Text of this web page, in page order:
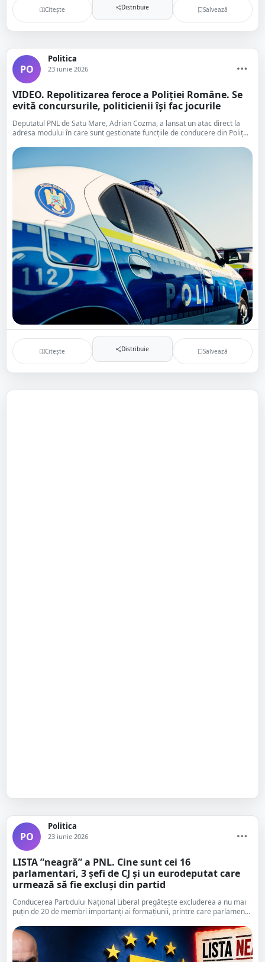
Citește Distribuie Salvează
PO
Politica
23 iunie 2026
VIDEO. Repolitizarea feroce a Poliției Române. Se
evită concursurile, politicienii își fac jocurile
Deputatul PNL de Satu Mare, Adrian Cozma, a lansat un atac direct la
adresa modului în care sunt gestionate funcțiile de conducere din Poliț...
Citește Distribuie Salvează
PO
Politica
23 iunie 2026
LISTA ”neagră” a PNL. Cine sunt cei 16
parlamentari, 3 șefi de CJ și un eurodeputat care
urmează să fie excluși din partid
Conducerea Partidului Național Liberal pregătește excluderea a nu mai
puțin de 20 de membri importanți ai formațiunii, printre care parlamen...